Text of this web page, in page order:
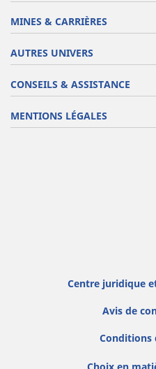
MINES & CARRIÈRES
AUTRES UNIVERS
CONSEILS & ASSISTANCE
MENTIONS LÉGALES
Centre juridique
Avis de